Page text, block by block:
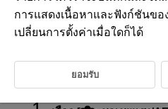
ในการถ่ายภาพคร่อม กล้องจะถ่ายภาพ
ต่างกัน โดยการปรับความเร็วชัตเตอร์ ค่
การแสดงเนื้อหาและฟังก์ชันข
เปลี่ยนการตั้งค่าเมื่อใดก็ได้
ยอมรับ